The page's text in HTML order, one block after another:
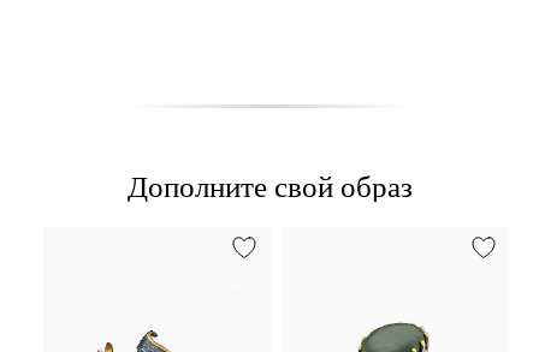
Дополните свой образ